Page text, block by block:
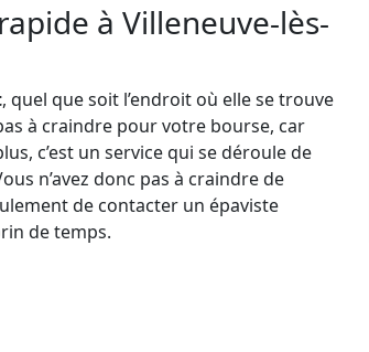
à Villeneuve-lès-
, quel que soit l’endroit où elle se trouve
à craindre pour votre bourse, car
c’est un service qui se déroule de
n’avez donc pas à craindre de
de contacter un épaviste
de temps.